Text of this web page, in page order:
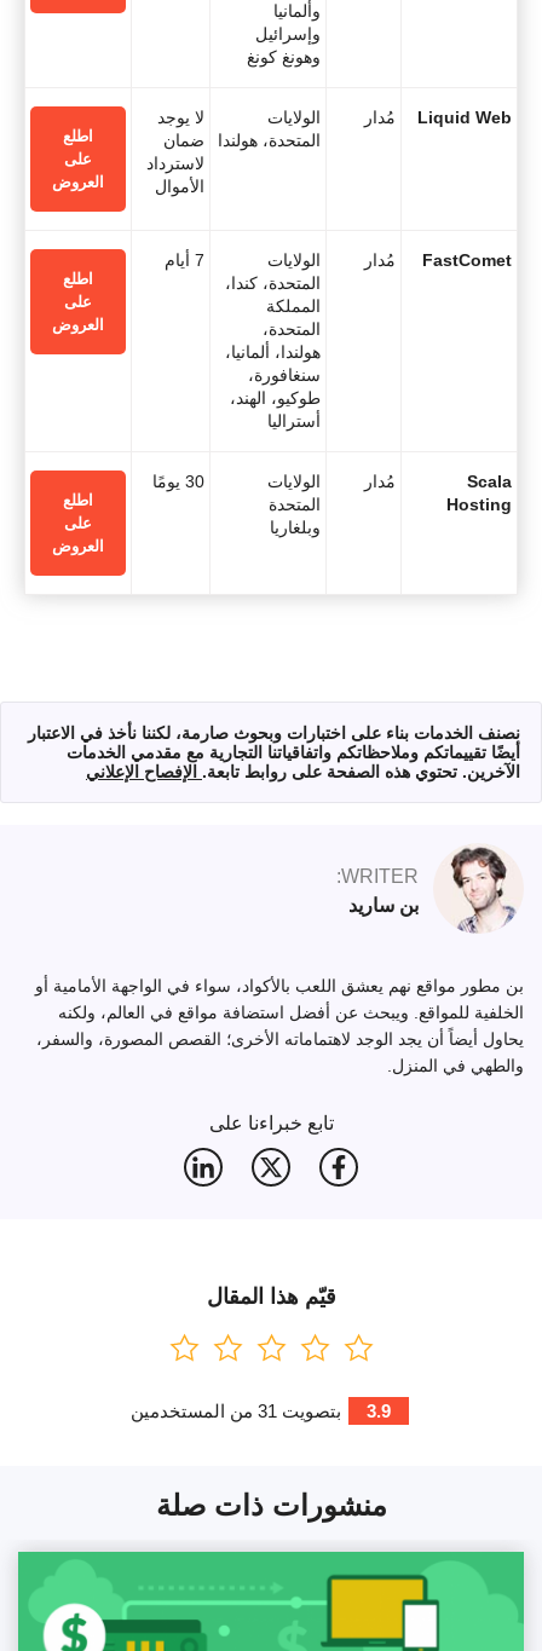
وألمانيا
وإسرائيل
وهونغ كونغ
Liquid Web مُدار
الولايات
المتحدة، هولندا
لا يوجد
ضمان
لاسترداد
الأموال
اطلع
على
العروض
FastComet مُدار
الولايات
المتحدة، كندا،
المملكة
المتحدة،
هولندا، ألمانيا،
سنغافورة،
طوكيو، الهند،
أستراليا
7 أيام
اطلع
على
العروض
Scala
Hosting
مُدار
الولايات
المتحدة
وبلغاريا
30 يومًا
اطلع
على
العروض
نصنف الخدمات بناء على اختبارات وبحوث صارمة، لكننا نأخذ في الاعتبار
أيضًا تقييماتكم وملاحظاتكم واتفاقياتنا التجارية مع مقدمي الخدمات
الآخرين. تحتوي هذه الصفحة على روابط تابعة. الإفصاح الإعلاني
WRITER:
بن ساريد
بن مطور مواقع نهم يعشق اللعب بالأكواد، سواء في الواجهة الأمامية أو
الخلفية للمواقع. ويبحث عن أفضل استضافة مواقع في العالم، ولكنه
يحاول أيضاً أن يجد الوجد لاهتماماته الأخرى؛ القصص المصورة، والسفر،
والطهي في المنزل.
تابع خبراءنا على
قيّم هذا المقال
3.9 بتصويت 31 من المستخدمين
منشورات ذات صلة